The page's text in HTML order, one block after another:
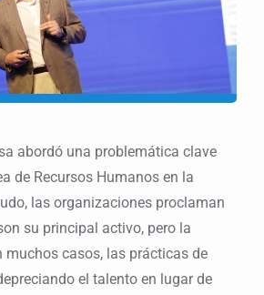
abordó una problemática clave
de Recursos Humanos en la
las organizaciones proclaman
su principal activo, pero la
muchos casos, las prácticas de
el talento en lugar de